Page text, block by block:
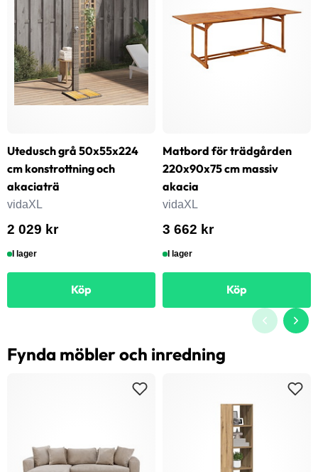
Utedusch grå 50x55x224
cm konstrottning och
akaciaträ
vidaXL
2 029 kr
I lager
Köp
Matbord för trädgården
220x90x75 cm massiv
akacia
vidaXL
3 662 kr
I lager
Köp
Fynda möbler och inredning